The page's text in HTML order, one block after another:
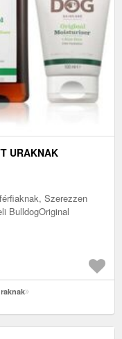
URAKNAK
Szerezzen
BulldogOriginal